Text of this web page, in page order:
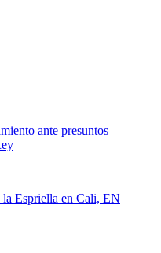
ante presuntos
la Espriella en Cali, EN